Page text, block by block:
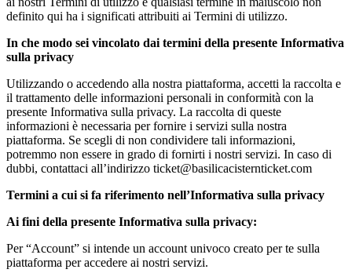
definito qui ha i significati attribuiti ai Termini di utilizzo.
In che modo sei vincolato dai termini della presente Informativa
sulla privacy
Utilizzando o accedendo alla nostra piattaforma, accetti la raccolta e
il trattamento delle informazioni personali in conformità con la
presente Informativa sulla privacy. La raccolta di queste
informazioni è necessaria per fornire i servizi sulla nostra
piattaforma. Se scegli di non condividere tali informazioni,
potremmo non essere in grado di fornirti i nostri servizi. In caso di
dubbi, contattaci all’indirizzo ticket@basilicacisternticket.com
Termini a cui si fa riferimento nell’Informativa sulla privacy
Ai fini della presente Informativa sulla privacy:
Per “Account” si intende un account univoco creato per te sulla
piattaforma per accedere ai nostri servizi.